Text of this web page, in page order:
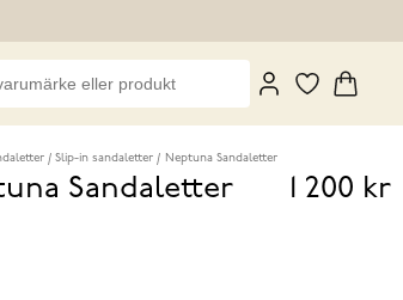
Slip-in sandaletter Neptuna Sandaletter
Sandaletter
Pris
1 200 kr